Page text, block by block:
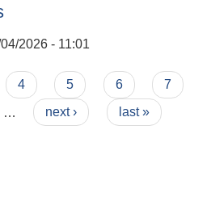
2026 - 11:01
4 5 6
7
next › last »